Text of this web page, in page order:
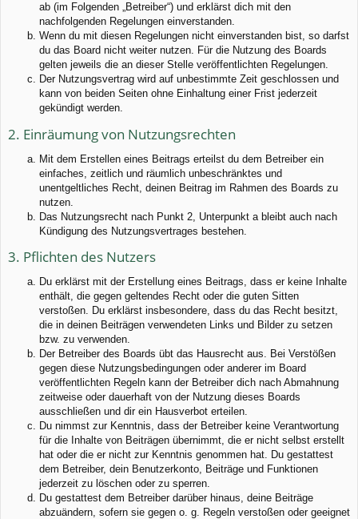
ab (im Folgenden „Betreiber“) und erklärst dich mit den
nachfolgenden Regelungen einverstanden.
Wenn du mit diesen Regelungen nicht einverstanden bist, so darfst
du das Board nicht weiter nutzen. Für die Nutzung des Boards
gelten jeweils die an dieser Stelle veröffentlichten Regelungen.
Der Nutzungsvertrag wird auf unbestimmte Zeit geschlossen und
kann von beiden Seiten ohne Einhaltung einer Frist jederzeit
gekündigt werden.
2. Einräumung von Nutzungsrechten
Mit dem Erstellen eines Beitrags erteilst du dem Betreiber ein
einfaches, zeitlich und räumlich unbeschränktes und
unentgeltliches Recht, deinen Beitrag im Rahmen des Boards zu
nutzen.
Das Nutzungsrecht nach Punkt 2, Unterpunkt a bleibt auch nach
Kündigung des Nutzungsvertrages bestehen.
3. Pflichten des Nutzers
Du erklärst mit der Erstellung eines Beitrags, dass er keine Inhalte
enthält, die gegen geltendes Recht oder die guten Sitten
verstoßen. Du erklärst insbesondere, dass du das Recht besitzt,
die in deinen Beiträgen verwendeten Links und Bilder zu setzen
bzw. zu verwenden.
Der Betreiber des Boards übt das Hausrecht aus. Bei Verstößen
gegen diese Nutzungsbedingungen oder anderer im Board
veröffentlichten Regeln kann der Betreiber dich nach Abmahnung
zeitweise oder dauerhaft von der Nutzung dieses Boards
ausschließen und dir ein Hausverbot erteilen.
Du nimmst zur Kenntnis, dass der Betreiber keine Verantwortung
für die Inhalte von Beiträgen übernimmt, die er nicht selbst erstellt
hat oder die er nicht zur Kenntnis genommen hat. Du gestattest
dem Betreiber, dein Benutzerkonto, Beiträge und Funktionen
jederzeit zu löschen oder zu sperren.
Du gestattest dem Betreiber darüber hinaus, deine Beiträge
abzuändern, sofern sie gegen o. g. Regeln verstoßen oder geeignet